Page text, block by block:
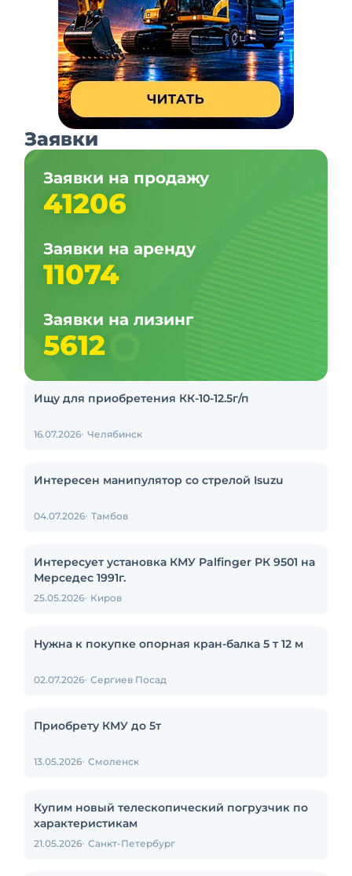
Заявки
Заявки на продажу
41206
Заявки на аренду
11074
Заявки на лизинг
5612
Ищу для приобретения КК-10-12.5г/п
16.07.2026 Челябинск
Интересен манипулятор со стрелой Isuzu
04.07.2026 Тамбов
Интересует установка КМУ Palfinger РК 9501 на
Мерседес 1991г.
25.05.2026 Киров
Нужна к покупке опорная кран-балка 5 т 12 м
02.07.2026 Сергиев Посад
Приобрету КМУ до 5т
13.05.2026 Смоленск
Купим новый телескопический погрузчик по
характеристикам
21.05.2026 Санкт-Петербург